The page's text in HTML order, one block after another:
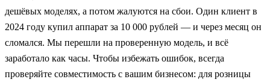
дешёвых моделях, а потом жалуются на сбои. Один клиент в
2024 году купил аппарат за 10 000 рублей — и через месяц он
сломался. Мы перешли на проверенную модель, и всё
заработало как часы. Чтобы избежать ошибок, всегда
проверяйте совместимость с вашим бизнесом: для розницы